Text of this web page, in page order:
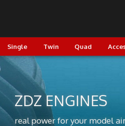
Single Twin Quad
ZDZ ENGINES
real power for your model